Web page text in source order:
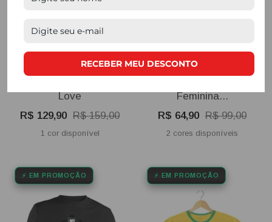
Love
Preço
promocional
R$ 129,90 Preço
normal
R$ 159,00
1 cor disponível
Feminina...
Preço
promocional
R$ 64,90 Preço
normal
R$ 99,00
2 cores disponíveis
⚡ EM PROMOÇÃO ⚡ EM PROMOÇÃO
RECEBER MEU DESCONTO